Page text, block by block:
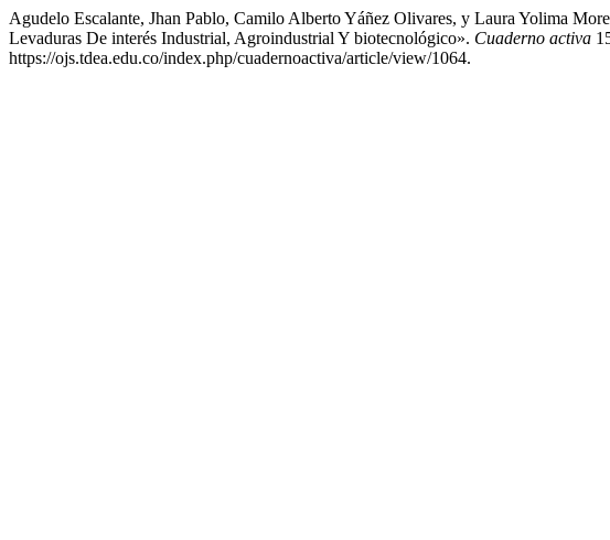
Agudelo Escalante, Jhan Pablo, Camilo Alberto Yáñez Olivares, y Laura Yolima
Levaduras De interés Industrial, Agroindustrial Y biotecnológico». Cuaderno activa
https://ojs.tdea.edu.co/index.php/cuadernoactiva/article/view/1064.